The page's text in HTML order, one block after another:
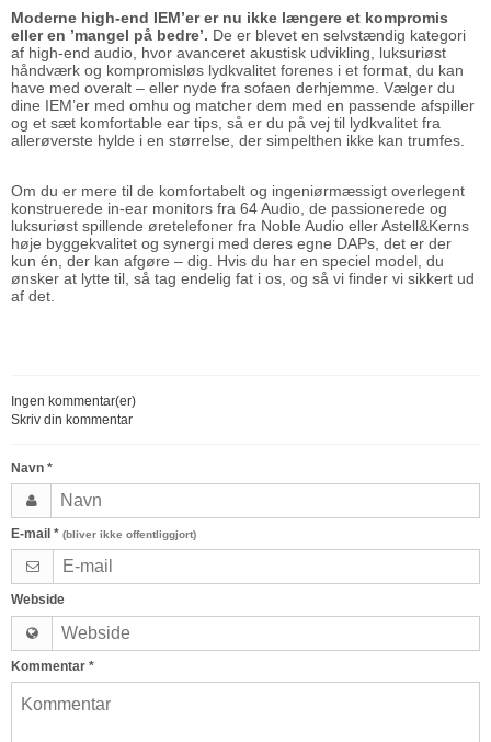
Moderne high-end IEM’er er nu ikke længere et kompromis
eller en ’mangel på bedre’. De er blevet en selvstændig kategori
af high-end audio, hvor avanceret akustisk udvikling, luksuriøst
håndværk og kompromisløs lydkvalitet forenes i et format, du kan
have med overalt – eller nyde fra sofaen derhjemme. Vælger du
dine IEM’er med omhu og matcher dem med en passende afspiller
og et sæt komfortable ear tips, så er du på vej til lydkvalitet fra
allerøverste hylde i en størrelse, der simpelthen ikke kan trumfes.
Om du er mere til de komfortabelt og ingeniørmæssigt overlegent
konstruerede in-ear monitors fra 64 Audio, de passionerede og
luksuriøst spillende øretelefoner fra Noble Audio eller Astell&Kerns
høje byggekvalitet og synergi med deres egne DAPs, det er der
kun én, der kan afgøre – dig. Hvis du har en speciel model, du
ønsker at lytte til, så tag endelig fat i os, og så vi finder vi sikkert ud
af det.
Ingen kommentar(er)
Skriv din kommentar
Navn *
E-mail * (bliver ikke offentliggjort)
Webside
Kommentar *